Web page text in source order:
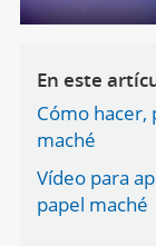
En este
Cómo hacer,
maché
Vídeo para
papel maché